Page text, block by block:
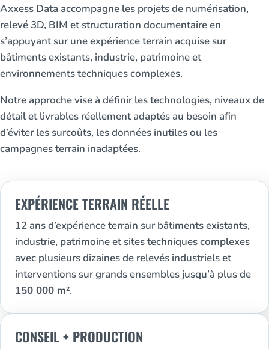
Axxess Data accompagne les projets de numérisation,
relevé 3D, BIM et structuration documentaire en
s’appuyant sur une expérience terrain acquise sur
bâtiments existants, industrie, patrimoine et
environnements techniques complexes.
Notre approche vise à définir les technologies, niveaux de
détail et livrables réellement adaptés au besoin afin
d’éviter les surcoûts, les données inutiles ou les
campagnes terrain inadaptées.
EXPÉRIENCE TERRAIN RÉELLE
12 ans d’expérience terrain sur bâtiments existants,
industrie, patrimoine et sites techniques complexes
avec plusieurs dizaines de relevés industriels et
interventions sur grands ensembles jusqu’à plus de
150 000 m².
CONSEIL + PRODUCTION